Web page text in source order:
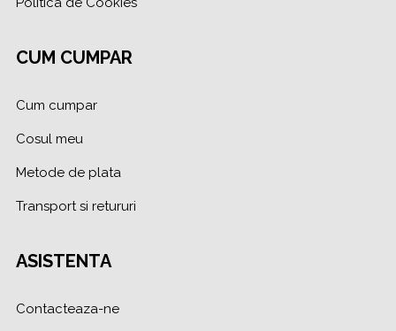
CUM CUMPAR
Cum cumpar
Cosul meu
Metode de plata
Transport si retururi
ASISTENTA
Contacteaza-ne